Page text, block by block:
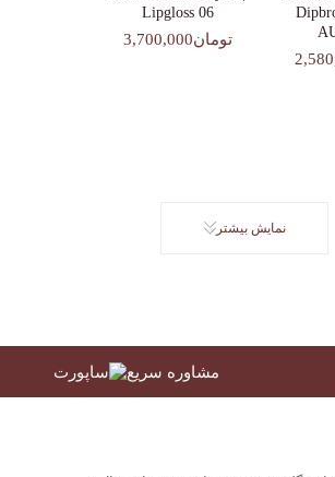
Lipgloss 06
تومان3,700,000
نمایش بیشتر
مشاوره سریع